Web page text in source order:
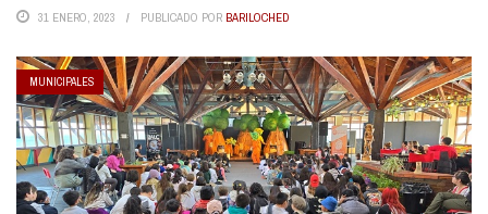
31 ENERO, 2023 PUBLICADO POR BARILOCHED
MUNICIPALES